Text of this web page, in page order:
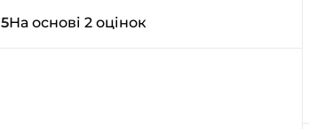
5На основі 2 оцінок